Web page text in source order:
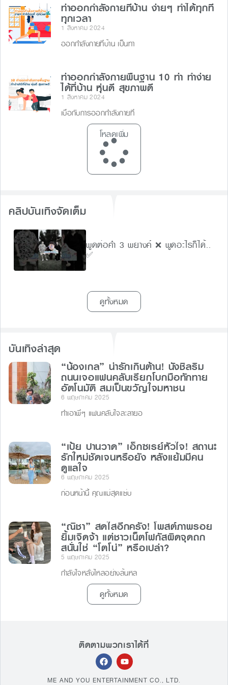
ท่าออกกำลังกายที่บ้าน ง่ายๆ ทำได้ทุกที่
ทุกเวลา
1 สิงหาคม 2024
ออกกำลังกายที่บ้าน เป็นทา
ท่าออกกําลังกายพื้นฐาน 10 ท่า ทำง่าย
ได้ที่บ้าน หุ่นดี สุขภาพดี
1 สิงหาคม 2024
เบื่อกับการออกกำลังกายที่
โหลดเพิ่ม
คลิปบันเทิงจัดเต็ม
พูดต่อคำ 3 พยางค์ ❌ พูดอะไรก็ได้..
✅
ดูทั้งหมด
บันเทิงล่าสุด
“น้องเกล” น่ารักเกินต้าน! นั่งชิลริม
ถนนเจอแฟนคลับเรียกโบกมือทักทาย
อัตโนมัติ สมเป็นขวัญใจมหาชน
6 พฤษภาคม 2025
ทำเอาพี่ๆ แฟนคลับใจละลายอ
“เป้ย ปานวาด” เอ็กซเรย์หัวใจ! สถานะ
รักใหม่ชัดเจนหรือยัง หลังแย้มมีคน
ดูแลใจ
6 พฤษภาคม 2025
ก่อนหน้านี้ คุณแม่สุดแซ่บ
“ณิชา” สดใสอีกครั้ง! โพสต์ภาพรอย
ยิ้มเจิดจ้า แต่ชาวเน็ตโฟกัสผิดจุดถก
สนั่นใช่ “โตโน่” หรือเปล่า?
5 พฤษภาคม 2025
กำลังใจหลั่งไหลอย่างล้นหล
ดูทั้งหมด
ติดตามพวกเราได้ที่
ME AND YOU ENTERTAINMENT CO., LTD.